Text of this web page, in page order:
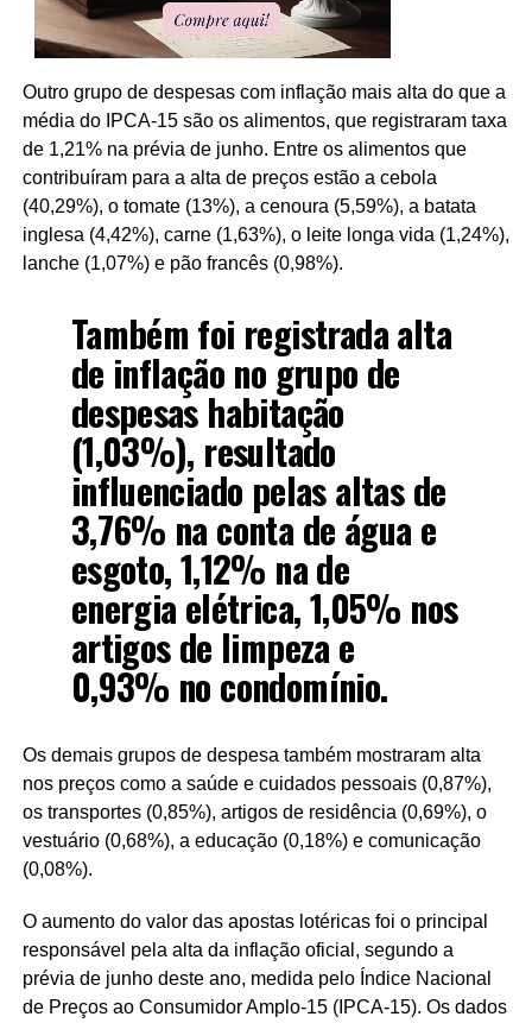
Outro grupo de despesas com inflação mais alta do que a
média do IPCA-15 são os alimentos, que registraram taxa
de 1,21% na prévia de junho. Entre os alimentos que
contribuíram para a alta de preços estão a cebola
(40,29%), o tomate (13%), a cenoura (5,59%), a batata
inglesa (4,42%), carne (1,63%), o leite longa vida (1,24%),
lanche (1,07%) e pão francês (0,98%).
Também foi registrada alta
de inflação no grupo de
despesas habitação
(1,03%), resultado
influenciado pelas altas de
3,76% na conta de água e
esgoto, 1,12% na de
energia elétrica, 1,05% nos
artigos de limpeza e
0,93% no condomínio.
Os demais grupos de despesa também mostraram alta
nos preços como a saúde e cuidados pessoais (0,87%),
os transportes (0,85%), artigos de residência (0,69%), o
vestuário (0,68%), a educação (0,18%) e comunicação
(0,08%).
O aumento do valor das apostas lotéricas foi o principal
responsável pela alta da inflação oficial, segundo a
prévia de junho deste ano, medida pelo Índice Nacional
de Preços ao Consumidor Amplo-15 (IPCA-15). Os dados